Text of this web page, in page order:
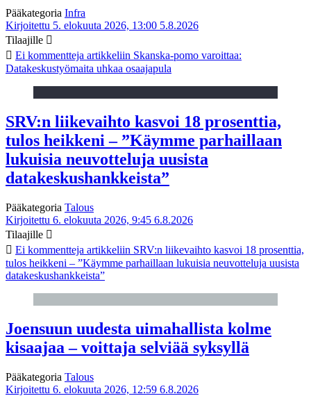
Pääkategoria Infra
Kirjoitettu 5. elokuuta 2026, 13:00 5.8.2026
Tilaajille
Ei kommentteja artikkeliin Skanska-pomo varoittaa:
Datakeskustyömaita uhkaa osaajapula
SRV:n liikevaihto kasvoi 18 prosenttia,
tulos heikkeni – ”Käymme parhaillaan
lukuisia neuvotteluja uusista
datakeskushankkeista”
Pääkategoria Talous
Kirjoitettu 6. elokuuta 2026, 9:45 6.8.2026
Tilaajille
Ei kommentteja artikkeliin SRV:n liikevaihto kasvoi 18 prosenttia,
tulos heikkeni – ”Käymme parhaillaan lukuisia neuvotteluja uusista
datakeskushankkeista”
Joensuun uudesta uimahallista kolme
kisaajaa – voittaja selviää syksyllä
Pääkategoria Talous
Kirjoitettu 6. elokuuta 2026, 12:59 6.8.2026